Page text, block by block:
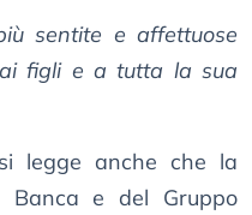
sentite e affettuose
figli e a tutta la sua
legge anche che la
Banca e del Gruppo